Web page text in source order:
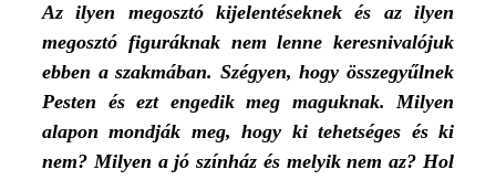
Az ilyen megosztó kijelentéseknek és az ilyen
megosztó figuráknak nem lenne keresnivalójuk
ebben a szakmában. Szégyen, hogy összegyűlnek
Pesten és ezt engedik meg maguknak. Milyen
alapon mondják meg, hogy ki tehetséges és ki
nem? Milyen a jó színház és melyik nem az? Hol